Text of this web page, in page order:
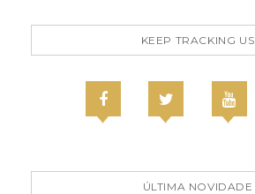
KEEP TRACKING US
ÚLTIMA NOVIDADE